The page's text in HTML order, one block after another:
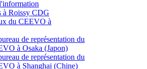
à Roissy CDG
du CEEVO à
de représentation du
à Osaka (Japon)
de représentation du
à Shanghai (Chine)